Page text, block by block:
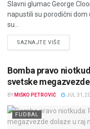
Slavni glumac George
napustili su porodični
su...
SAZNAJTE VIŠEDETAILS
Bomba pravo
svetske
BY MIŠKO PETROVIĆ JUL 31,
FUDBAL